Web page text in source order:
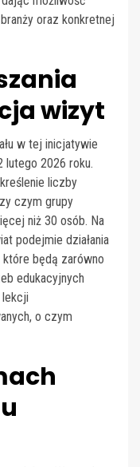
oraz konkretnej
wizyt
w tej inicjatywie
lutego 2026 roku.
liczby
czym grupy
niż 30 osób. Na
podejmie działania
będą zarówno
edukacyjnych
lekcji
o czym